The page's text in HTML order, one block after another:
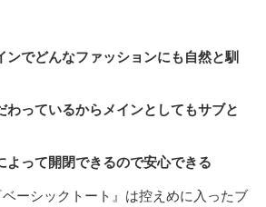
ンでどんなファッションにも自然と馴
わっているからメインとしてもサブと
よって開閉できるので安心できる
ーシックトート』は控えめに入ったブ